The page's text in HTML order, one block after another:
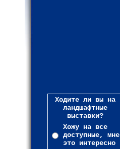
Ходите ли вы на
ландшафтные
выставки?
Хожу на все
доступные, мне
это интересно